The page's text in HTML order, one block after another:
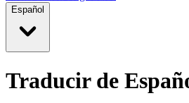
Español
Traducir de